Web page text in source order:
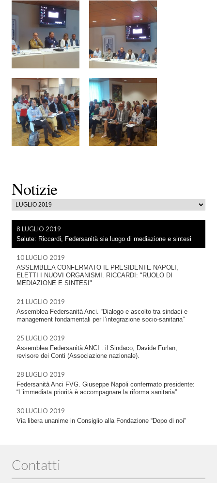
Notizie
8 LUGLIO 2019
Salute: Riccardi, Federsanità sia luogo di mediazione e sintesi
10 LUGLIO 2019
ASSEMBLEA CONFERMATO IL PRESIDENTE NAPOLI,
ELETTI I NUOVI ORGANISMI. RICCARDI: "RUOLO DI
MEDIAZIONE E SINTESI"
21 LUGLIO 2019
Assemblea Federsanità Anci. “Dialogo e ascolto tra sindaci e
management fondamentali per l’integrazione socio-sanitaria”
25 LUGLIO 2019
Assemblea Federsanità ANCI : il Sindaco, Davide Furlan,
revisore dei Conti (Associazione nazionale).
28 LUGLIO 2019
Federsanità Anci FVG. Giuseppe Napoli confermato presidente:
“L’immediata priorità è accompagnare la riforma sanitaria”
30 LUGLIO 2019
Via libera unanime in Consiglio alla Fondazione “Dopo di noi”
Contatti